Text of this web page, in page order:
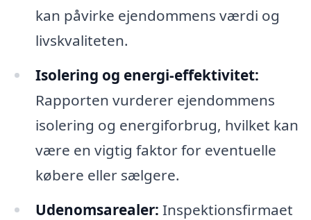
kan påvirke ejendommens værdi og
livskvaliteten.
Isolering og energi-effektivitet:
Rapporten vurderer ejendommens
isolering og energiforbrug, hvilket kan
være en vigtig faktor for eventuelle
købere eller sælgere.
Udenomsarealer: Inspektionsfirmaet